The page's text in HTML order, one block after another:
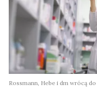
Rossmann, Hebe i dm wrócą